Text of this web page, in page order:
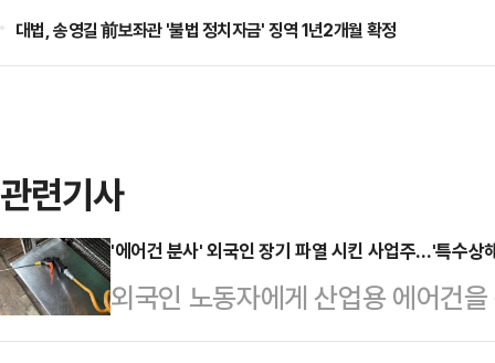
대법, 송영길 前보좌관 '불법 정치자금' 징역 1년2개월 확정
관련기사
'에어건 분사' 외국인 장기 파열 시킨 사업주…'특수
외국인 노동자에게 산업용 에어건
경찰은 구체적인 사건 조사를 진행